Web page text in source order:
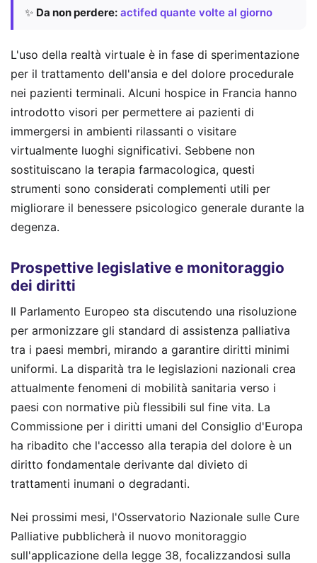
✨ Da non perdere: actifed quante volte al giorno
L'uso della realtà virtuale è in fase di sperimentazione
per il trattamento dell'ansia e del dolore procedurale
nei pazienti terminali. Alcuni hospice in Francia hanno
introdotto visori per permettere ai pazienti di
immergersi in ambienti rilassanti o visitare
virtualmente luoghi significativi. Sebbene non
sostituiscano la terapia farmacologica, questi
strumenti sono considerati complementi utili per
migliorare il benessere psicologico generale durante la
degenza.
Prospettive legislative e monitoraggio
dei diritti
Il Parlamento Europeo sta discutendo una risoluzione
per armonizzare gli standard di assistenza palliativa
tra i paesi membri, mirando a garantire diritti minimi
uniformi. La disparità tra le legislazioni nazionali crea
attualmente fenomeni di mobilità sanitaria verso i
paesi con normative più flessibili sul fine vita. La
Commissione per i diritti umani del Consiglio d'Europa
ha ribadito che l'accesso alla terapia del dolore è un
diritto fondamentale derivante dal divieto di
trattamenti inumani o degradanti.
Nei prossimi mesi, l'Osservatorio Nazionale sulle Cure
Palliative pubblicherà il nuovo monitoraggio
sull'applicazione della legge 38, focalizzandosi sulla